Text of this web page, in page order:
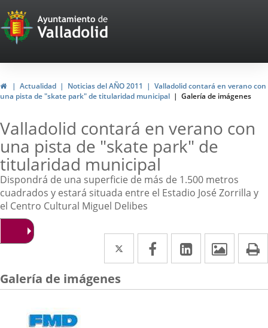
Portal
Web
del
Ayuntamiento
de
Valladolid
InicioActualidad Noticias del AÑO 2011
Valladolid contará en verano con
una pista de "skate park" de titularidad municipal
Galería de imágenes
Valladolid contará en verano con
una pista de "skate park" de
titularidad municipal
Dispondrá de una superficie de más de 1.500 metros
cuadrados y estará situada entre el Estadio José Zorrilla y
el Centro Cultural Miguel Delibes
Twitter
Enlace
a
una
Facebook
Enlace
a
una
LinkedIn
Enlace
a
una
Galería de imágenes